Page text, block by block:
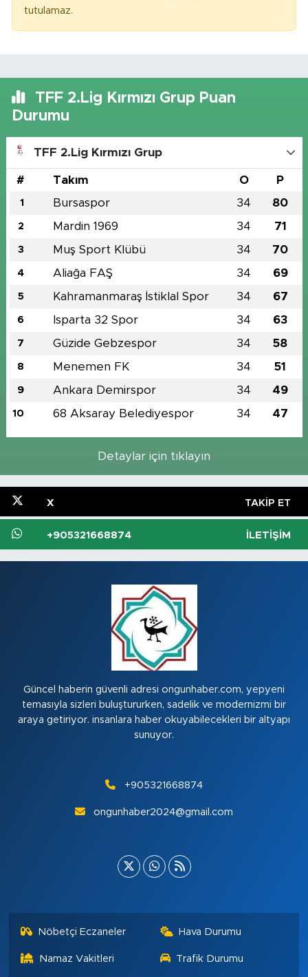
tutulamaz.
TFF 2.Lig Kırmızı Grup Puan
Durumu
TFF 2.Lig Kırmızı Grup
# Takım O P
1 Bursaspor 34 80
2 Mardin 1969 34 71
3 Muş Sport Klübü 34 70
4 Aliağa FAŞ 34 69
5 Kahramanmaraş İstiklal Spor 34 67
6 Isparta 32 Spor 34 63
7 Güzide Gebzespor 34 58
8 Menemen FK 34 51
9 Ankara Demirspor 34 49
10 68 Aksaray Belediyespor 34 47
Detaylar için tıklayın
X TAKIP ET
+905321668874 İLETIŞIM
Güncel haberin güvenli adresi ongunhaber.com, yepyeni
temasıyla sizleri buluştururken, sadelik ve modernizmi bir
araya getiriyor. insanlara haber okuyabilecekleri bir altyapı
sunuyor.
+905321668874
ongunhaber2024@gmail.com
Nöbetçi Eczaneler Hava Durumu
Namaz Vakitleri Trafik Durumu